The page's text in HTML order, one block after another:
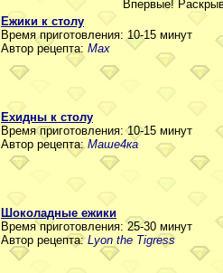
Впервые!
Ежики к столу
Время приготовления: 10-15 минут
Автор рецепта: Max
Ехидны к столу
Время приготовления: 10-15 минут
Автор рецепта:Маше4ка
Шоколадные ежики
Время приготовления: 25-30 минут
Автор рецепта:Lyon the Tigress